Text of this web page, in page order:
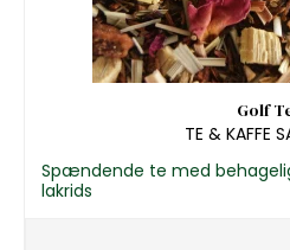
Golf
TE & KAFFE
Spændende te med
lakrids